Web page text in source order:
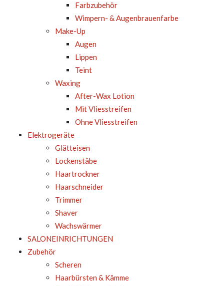
Farbzubehör
Wimpern- & Augenbrauenfarbe
Make-Up
Augen
Lippen
Teint
Waxing
After-Wax Lotion
Mit Vliesstreifen
Ohne Vliesstreifen
Elektrogeräte
Glätteisen
Lockenstäbe
Haartrockner
Haarschneider
Trimmer
Shaver
Wachswärmer
SALONEINRICHTUNGEN
Zubehör
Scheren
Haarbürsten & Kämme